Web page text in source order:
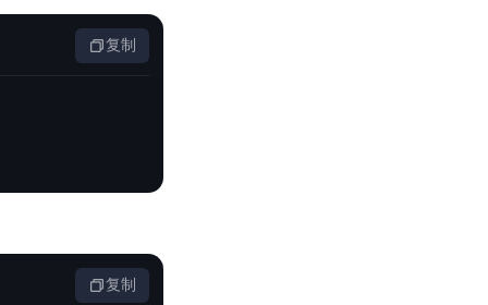
复制
复制